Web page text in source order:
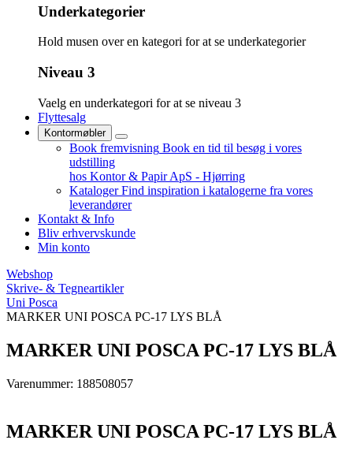
Underkategorier
Hold musen over en kategori for at se underkategorier
Niveau 3
Vaelg en underkategori for at se niveau 3
Flyttesalg
Kontormøbler
Book fremvisning Book en tid til besøg i vores
udstilling
hos Kontor & Papir ApS - Hjørring
Kataloger Find inspiration i katalogerne fra vores
leverandører
Kontakt & Info
Bliv erhvervskunde
Min konto
Webshop
Skrive- & Tegneartikler
Uni Posca
MARKER UNI POSCA PC-17 LYS BLÅ
MARKER UNI POSCA PC-17 LYS BLÅ
Varenummer: 188508057
MARKER UNI POSCA PC-17 LYS BLÅ